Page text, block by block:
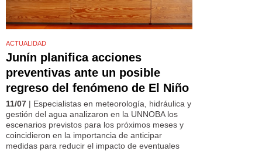
ACTUALIDAD
Junín planifica acciones
preventivas ante un posible
regreso del fenómeno de El Niño
11/07 | Especialistas en meteorología, hidráulica y
gestión del agua analizaron en la UNNOBA los
escenarios previstos para los próximos meses y
coincidieron en la importancia de anticipar
medidas para reducir el impacto de eventuales